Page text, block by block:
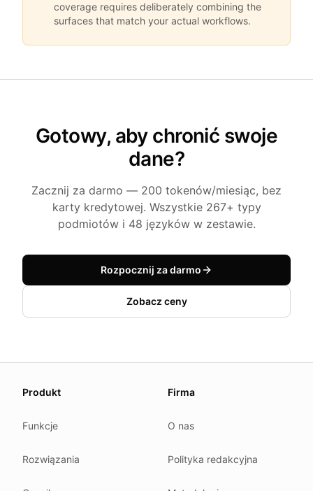
coverage requires deliberately combining the
surfaces that match your actual workflows.
Gotowy, aby chronić swoje
dane?
Zacznij za darmo — 200 tokenów/miesiąc, bez
karty kredytowej. Wszystkie 267+ typy
podmiotów i 48 języków w zestawie.
Rozpocznij za darmo
Zobacz ceny
We update this page when our platform or the law
Related reading
Produkt
Funkcje
Rozwiązania
Firma
O nas
Polityka redakcyjna